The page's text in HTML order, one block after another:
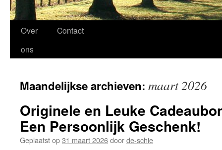
Spring
naar
inhoud
Over
ons
Contact
Maandelijkse archieven: maart 2026
Originele en Leuke
Een Persoonlijk Geschenk!
Geplaatst op31 maart 2026doorde-schie